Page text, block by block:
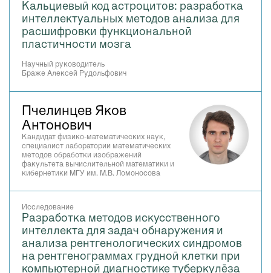
Кальциевый код астроцитов: разработка
интеллектуальных методов анализа для
расшифровки функциональной
пластичности мозга
Научный руководитель
Браже Алексей Рудольфович
Пчелинцев Яков
Антонович
Кандидат физико-математических наук,
специалист лаборатории математических
методов обработки изображений
факультета вычислительной математики и
кибернетики МГУ им. М.В. Ломоносова
Исследование
Разработка методов искусственного
интеллекта для задач обнаружения и
анализа рентгенологических синдромов
на рентгенограммах грудной клетки при
компьютерной диагностике туберкулёза